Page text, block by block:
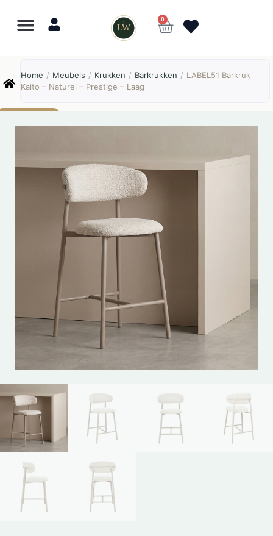
LW
0
Home / Meubels / Krukken / Barkrukken / LABEL51 Barkruk
Kaito – Naturel – Prestige – Laag
Online
⎯ ✕